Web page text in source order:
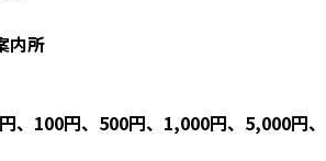
内所
、100円、500円、1,000円、5,000円、